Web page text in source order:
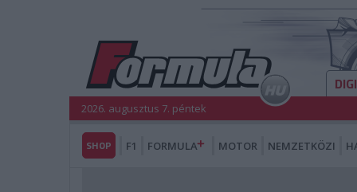
2026. augusztus 7. péntek
SHOP F1 FORMULA MOTOR NEMZETKÖZI